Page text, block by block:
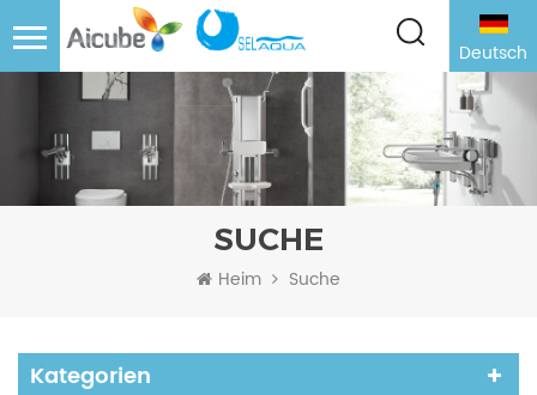
Deutsch
SUCHE
Heim Suche
Kategorien